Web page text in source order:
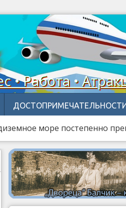
• Работа •
море постепенно